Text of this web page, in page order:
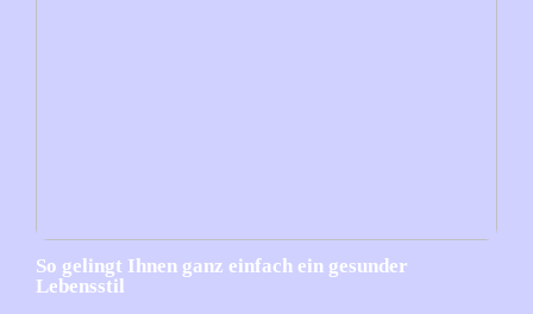
So gelingt Ihnen ganz einfach ein gesunder
Lebensstil